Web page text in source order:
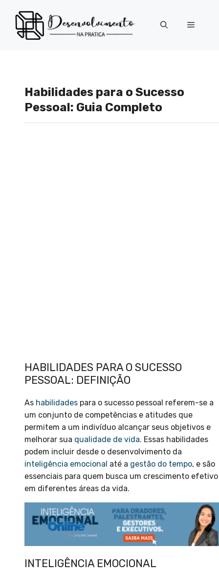
para
conteúdo
Menu
Habilidades para o Sucesso
Pessoal: Guia Completo
HABILIDADES PARA O SUCESSO
PESSOAL: DEFINIÇÃO
As habilidades para o sucesso pessoal referem-se a
um conjunto de competências e atitudes que
permitem a um indivíduo alcançar seus objetivos e
melhorar sua qualidade de vida. Essas habilidades
podem incluir desde o desenvolvimento da
inteligência emocional até a gestão do tempo, e são
essenciais para quem busca um crescimento efetivo
em diferentes áreas da vida.
INTELIGÊNCIA EMOCIONAL